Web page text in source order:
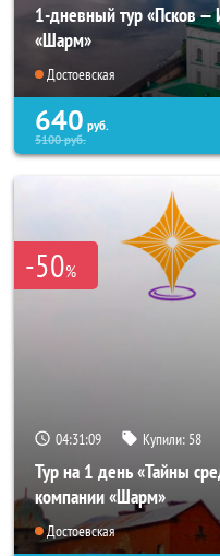
1-дневный тур «Псков —
«Шарм»
Достоевская
640 руб.
5100руб.
-50%
04:31:09 Купили: 58
Тур на 1 день «Тайны
компании «Шарм»
Достоевская